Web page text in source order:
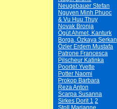
Neugebauer Stefan
Nguyen Minh Phuoc
& Vu Huu Thuy
Novak Bronja
Ögüt Ahmet, Kanturk
Borga, Özkaya Serkan
Özler Erdem Mustafa
Patrone Francesca
Pilscheur Katinka
Poorter Yvette
Potter Naomi
Prokop Barbara
Reza Anton
Scarpa Susanna
Sirkes Dorit 1 2
Stoll Marianne